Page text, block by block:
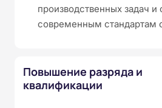
производственных задач и
современным стандартам
Повышение разряда и
квалификации